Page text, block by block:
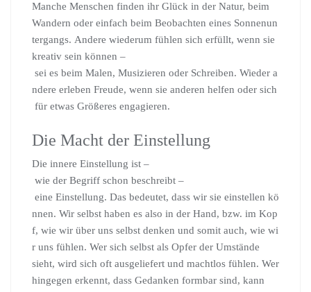
Manche Menschen finden ihr Glück in der Natur, beim
Wandern oder einfach beim Beobachten eines Sonnenun
tergangs. Andere wiederum fühlen sich erfüllt, wenn sie
kreativ sein können –
sei es beim Malen, Musizieren oder Schreiben. Wieder a
ndere erleben Freude, wenn sie anderen helfen oder sich
für etwas Größeres engagieren.
Die Macht der Einstellung
Die innere Einstellung ist –
wie der Begriff schon beschreibt –
eine Einstellung. Das bedeutet, dass wir sie einstellen kö
nnen. Wir selbst haben es also in der Hand, bzw. im Kop
f, wie wir über uns selbst denken und somit auch, wie wi
r uns fühlen. Wer sich selbst als Opfer der Umstände
sieht, wird sich oft ausgeliefert und machtlos fühlen. Wer
hingegen erkennt, dass Gedanken formbar sind, kann